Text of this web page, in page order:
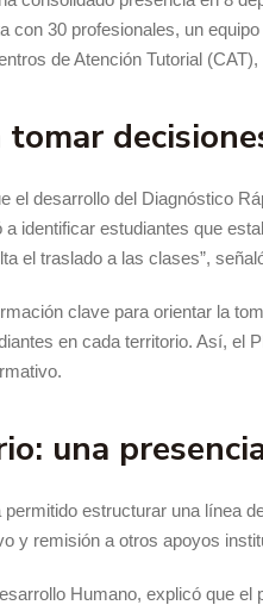
con 30 profesionales, un
de Atención Tutorial
el desarrollo del Diagnóstico
identificar estudiantes que
el traslado a las clases”,
clave para orientar la
en cada territorio. Así, el
una
estructurar una línea
y remisión a otros apoyos
Humano, explicó que